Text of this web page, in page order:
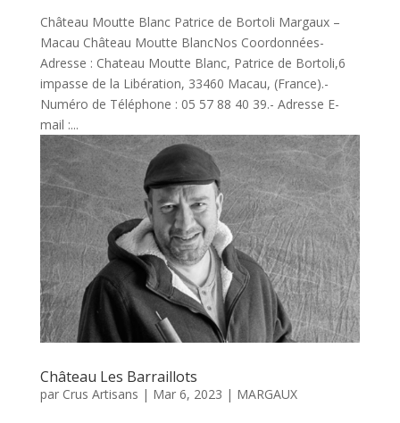
Château Moutte Blanc Patrice de Bortoli Margaux –
Macau Château Moutte BlancNos Coordonnées-
Adresse : Chateau Moutte Blanc, Patrice de Bortoli,6
impasse de la Libération, 33460 Macau, (France).-
Numéro de Téléphone : 05 57 88 40 39.- Adresse E-
mail :...
Château Les Barraillots
par Crus Artisans | Mar 6, 2023 | MARGAUX